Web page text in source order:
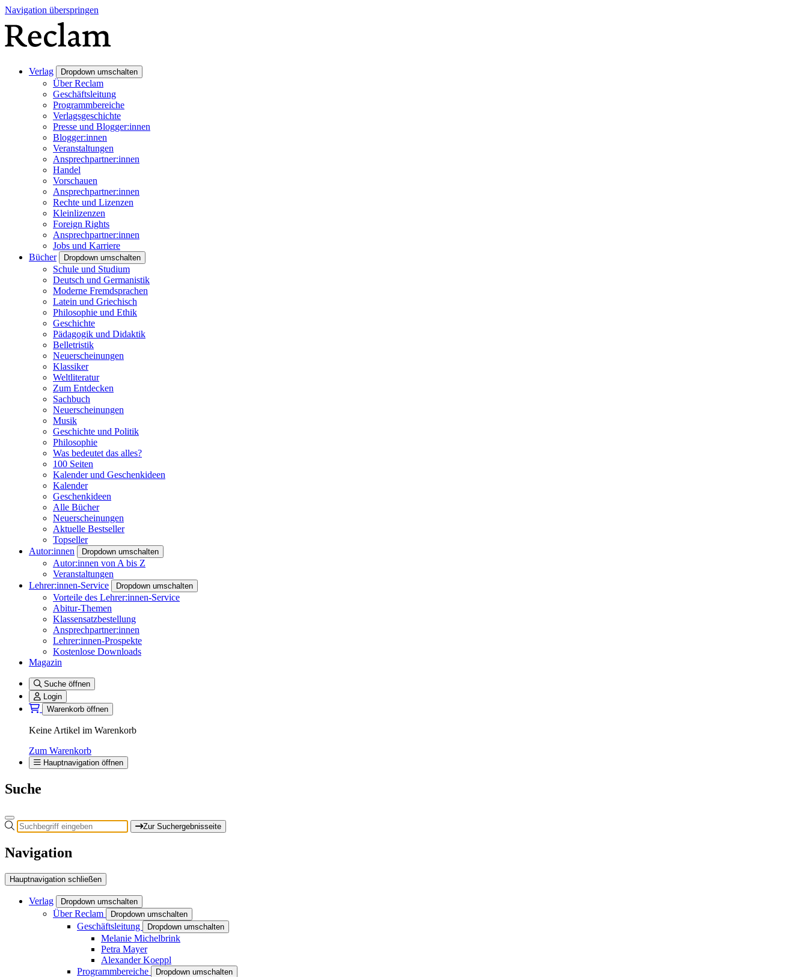
Navigation überspringen
Verlag Dropdown umschalten
Über Reclam
Geschäftsleitung
Programmbereiche
Verlagsgeschichte
Presse und Blogger:innen
Blogger:innen
Veranstaltungen
Ansprechpartner:innen
Handel
Vorschauen
Ansprechpartner:innen
Rechte und Lizenzen
Kleinlizenzen
Foreign Rights
Ansprechpartner:innen
Jobs und Karriere
Bücher
Dropdown umschalten
Schule und Studium
Deutsch und Germanistik
Moderne Fremdsprachen
Latein und Griechisch
Philosophie und Ethik
Geschichte
Pädagogik und Didaktik
Belletristik
Neuerscheinungen
Klassiker
Weltliteratur
Zum Entdecken
Sachbuch
Neuerscheinungen
Musik
Geschichte und Politik
Philosophie
Was bedeutet das alles?
100 Seiten
Kalender und Geschenkideen
Kalender
Geschenkideen
Alle Bücher
Neuerscheinungen
Aktuelle Bestseller
Topseller
Autor:innen
Dropdown umschalten
Autor:innen von A bis Z
Veranstaltungen
Lehrer:innen-Service
Dropdown umschalten
Vorteile des Lehrer:innen-Service
Abitur-Themen
Klassensatzbestellung
Ansprechpartner:innen
Lehrer:innen-Prospekte
Kostenlose Downloads
Magazin
Suche öffnen
Login
Warenkorb öffnen
Keine Artikel im Warenkorb
Zum Warenkorb
Hauptnavigation öffnen
Suche
Zur Suchergebnisseite
Navigation
Hauptnavigation schließen
Verlag Dropdown umschalten
Über Reclam Dropdown umschalten
Geschäftsleitung Dropdown umschalten
Melanie Michelbrink
Petra Mayer
Alexander Koeppl
Programmbereiche
Dropdown umschalten